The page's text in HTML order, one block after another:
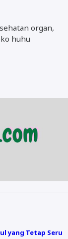
organ,
huhu
yang Tetap Seru